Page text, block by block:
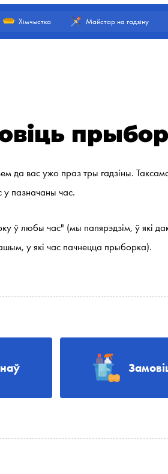
Хімчыстка Майстар на гадзіну
да вас ужо праз тры гадзіны.
пазначаны час.
ў любы час" (мы папярэдзім, ў які
у які час пачнецца прыборка).